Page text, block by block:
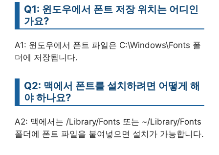
Q1: 윈도우에서 폰트 저장 위치는 어디인
가요?
A1: 윈도우에서 폰트 파일은 C:\Windows\Fonts 폴
더에 저장됩니다.
Q2: 맥에서 폰트를 설치하려면 어떻게 해
야 하나요?
A2: 맥에서는 /Library/Fonts 또는 ~/Library/Fonts
폴더에 폰트 파일을 붙여넣으면 설치가 가능합니다.